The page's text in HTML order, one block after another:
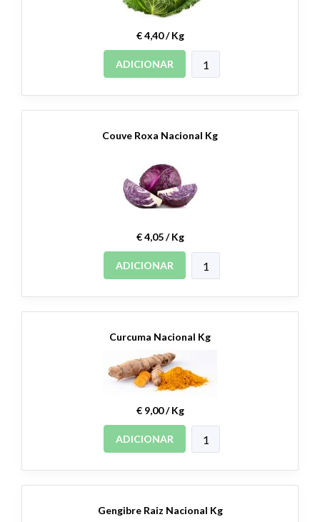
€ 4,40 / Kg
ADICIONAR
Couve Roxa Nacional Kg
€ 4,05 / Kg
ADICIONAR
Curcuma Nacional Kg
€ 9,00 / Kg
ADICIONAR
Gengibre Raiz Nacional Kg